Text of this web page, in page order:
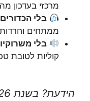
מרכזי בעדכון
בלי
ממתחים
בלי
קוליות לטובת